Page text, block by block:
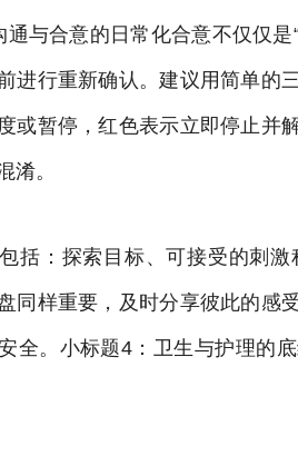
与合意的日常化合意不仅仅是
进行重新确认。建议用简单的
或暂停，红色表示立即停止并
淆。
括：探索目标、可接受的刺
同样重要，及时分享彼此的感
全。小标题4：卫生与护理的